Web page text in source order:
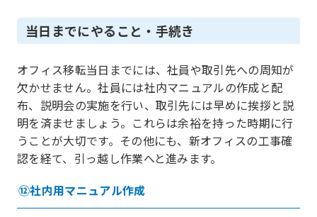
当日までにやること・手続き
オフィス移転当日までには、社員や取引先への周知が
欠かせません。社員には社内マニュアルの作成と配
布、説明会の実施を行い、取引先には早めに挨拶と説
明を済ませましょう。これらは余裕を持った時期に行
うことが大切です。その他にも、新オフィスの工事確
認を経て、引っ越し作業へと進みます。
⑫社内用マニュアル作成